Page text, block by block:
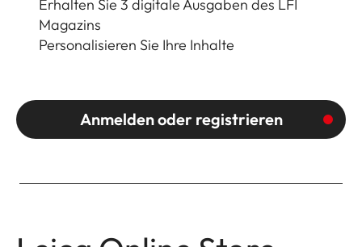
Erhalten Sie 3 digitale Ausgaben des LFI
Magazins
Personalisieren Sie Ihre Inhalte
Anmelden oder registrieren